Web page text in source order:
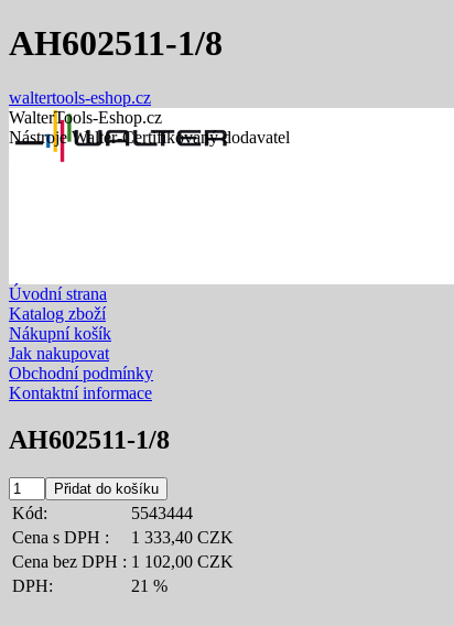
AH602511-1/8
waltertools-eshop.cz
WalterTools-Eshop.cz
Nástroje Walter-Certifikovaný dodavatel
Úvodní strana
Katalog zboží
Nákupní košík
Jak nakupovat
Obchodní podmínky
Kontaktní informace
AH602511-1/8
Kód:
5543444
Cena s DPH :
1 333,40 CZK
Cena bez DPH : 1 102,00 CZK
DPH:
21 %